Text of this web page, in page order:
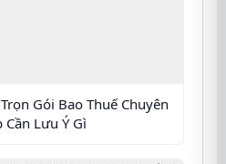
Gói Bao Thuế Chuyên
Cần Lưu Ý Gì